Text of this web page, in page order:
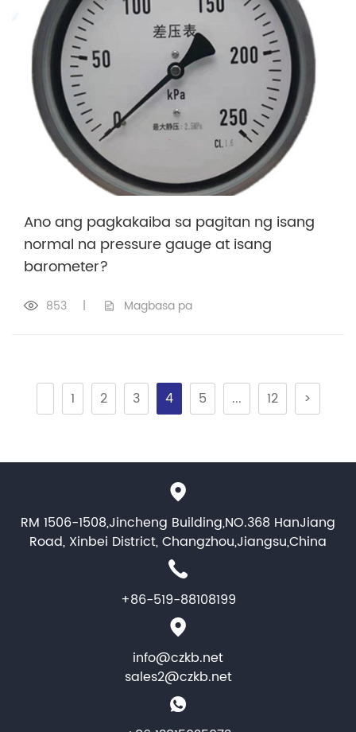
Ano ang pagkakaiba sa pagitan ng isang
normal na pressure gauge at isang
barometer?
853 | Magbasa pa
1 2 3 4 5 ... 12 >
RM 1506-1508,Jincheng Building,NO.368 HanJiang
Road, Xinbei District, Changzhou,Jiangsu,China
+86-519-88108199
info@czkb.net
sales2@czkb.net